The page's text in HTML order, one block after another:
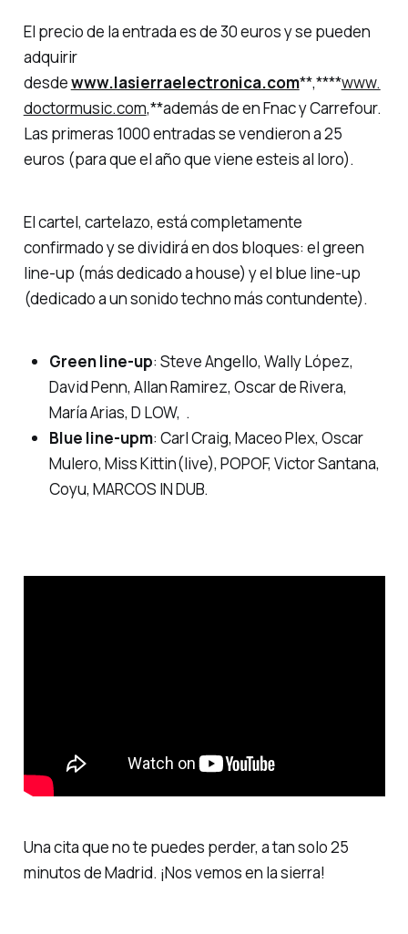
El precio de la entrada es de 30 euros y se pueden
adquirir
desdewww.lasierraelectronica.com**,****www.
doctormusic.com,**además de en Fnac y Carrefour.
Las primeras 1000 entradas se vendieron a 25
euros (para que el año que viene esteis al loro).
El cartel, cartelazo, está completamente
confirmado y se dividirá en dos bloques: el green
line-up (más dedicado a house) y el blue line-up
(dedicado a un sonido techno más contundente).
Green line-up: Steve Angello, Wally López,
David Penn, Allan Ramirez, Oscar de Rivera,
María Arias, D LOW, .
Blue line-upm: Carl Craig, Maceo Plex, Oscar
Mulero, Miss Kittin(live), POPOF, Victor Santana,
Coyu, MARCOS IN DUB.
Una cita que no te puedes perder, a tan solo 25
minutos de Madrid. ¡Nos vemos en la sierra!